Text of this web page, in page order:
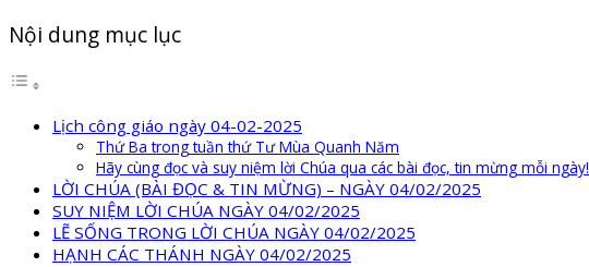
Nội dung mục lục
Lịch công giáo ngày 04-02-2025
Thứ Ba trong tuần thứ Tư Mùa Quanh Năm
Hãy cùng đọc và suy niệm lời Chúa qua các bài đọc, tin mừng mỗi ngày!
LỜI CHÚA (BÀI ĐỌC & TIN MỪNG) – NGÀY 04/02/2025
SUY NIỆM LỜI CHÚA NGÀY 04/02/2025
LẼ SỐNG TRONG LỜI CHÚA NGÀY 04/02/2025
HẠNH CÁC THÁNH NGÀY 04/02/2025